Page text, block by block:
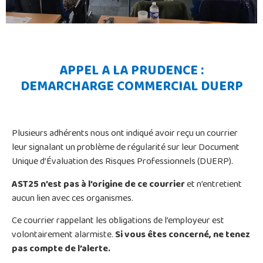
APPEL A LA PRUDENCE :
DEMARCHARGE COMMERCIAL DUERP
Plusieurs adhérents nous ont indiqué avoir reçu un courrier
leur signalant un problème de régularité sur leur Document
Unique d’Évaluation des Risques Professionnels (DUERP).
AST25 n’est pas à l’origine de ce courrieret n’entretient
aucun lien avec ces organismes.
Ce courrier rappelant les obligations de l’employeur est
volontairement alarmiste.Si vous êtes concerné, ne tenez
pas compte de l’alerte.